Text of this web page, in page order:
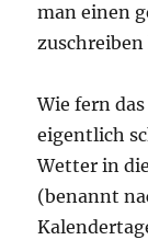
man einen
Wie fern
eigentlich
Wetter in
(benannt